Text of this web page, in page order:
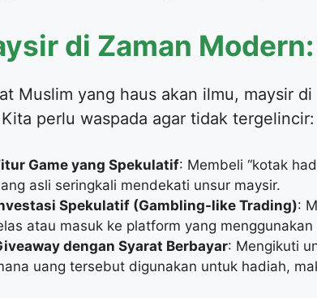
di Zaman
Muslim yang haus akan ilmu, maysir
perlu waspada agar tidak tergelincir:
Game yang Spekulatif: Membeli “kotak
asli seringkali mendekati unsur maysir.
Spekulatif (Gambling-like Trading):
atau masuk ke platform yang
dengan Syarat Berbayar: Mengikuti
uang tersebut digunakan untuk hadiah,